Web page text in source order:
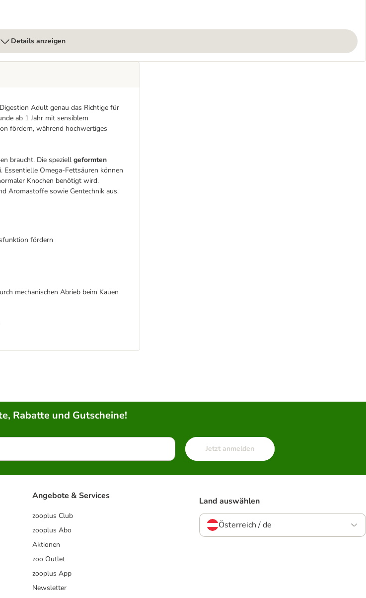
Details anzeigen
Adult genau das Richtige für
ab 1 Jahr mit sensiblem
fördern, während hochwertiges
braucht. Die speziell geformten
Essentielle Omega-Fettsäuren können
Knochen benötigt wird.
Aromastoffe sowie Gentechnik aus.
fördern
mechanischen Abrieb beim Kauen
Rabatte und Gutscheine!
Jetzt anmelden
Angebote & Services
zooplus Club
zooplus Abo
Aktionen
zoo Outlet
zooplus App
Newsletter
Land auswählen
Österreich / de